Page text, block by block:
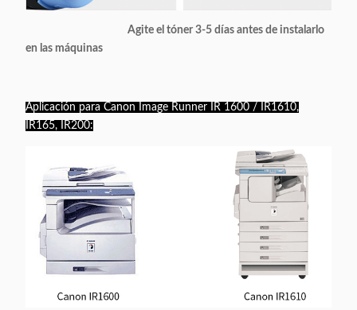
Agite el tóner 3-5 días antes de instalarlo
en las máquinas
Aplicación para Canon Image Runner IR 1600 / IR1610,
IR165, IR200: